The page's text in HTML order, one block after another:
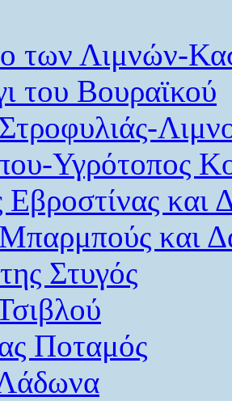
των Λιμνών-
του Βουραϊκού
Υγρότοπος
Εβροστίνας και
και
Στυγός
Ποταμός